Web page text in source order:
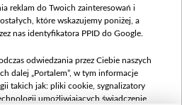
000 000,00 PLN
LUTY 2026 (wpłata
7 maja 180 mln, 8
000 000,00 PLN
reklam do Twoich zainteresowań i
które wskazujemy poniżej, a
nas identyfikatora PPID do Google.
odwiedzania przez Ciebie naszych
dalej „Portalem”, w tym informacje
takich jak: pliki cookie, sygnalizatory
umożliwiających świadczenie